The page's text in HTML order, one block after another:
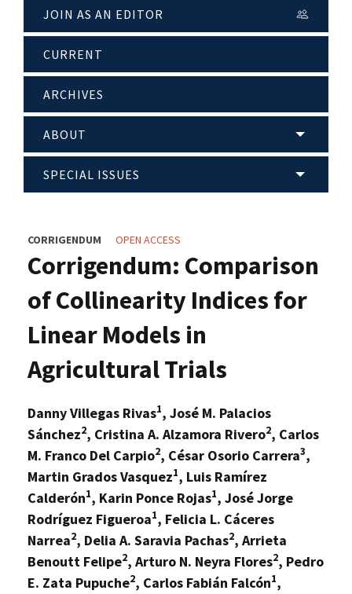
JOIN AS AN EDITOR
CURRENT
ARCHIVES
ABOUT
SPECIAL ISSUES
CORRIGENDUM OPEN ACCESS
Corrigendum: Comparison
of Collinearity Indices for
Linear Models in
Agricultural Trials
Danny Villegas Rivas1, José M. Palacios
Sánchez2, Cristina A. Alzamora Rivero2, Carlos
M. Franco Del Carpio2, César Osorio Carrera3,
Martin Grados Vasquez1, Luis Ramírez
Calderón1, Karin Ponce Rojas1, José Jorge
Rodríguez Figueroa1, Felicia L. Cáceres
Narrea2, Delia A. Saravia Pachas2, Arrieta
Benoutt Felipe2, Arturo N. Neyra Flores2, Pedro
E. Zata Pupuche2, Carlos Fabián Falcón1,